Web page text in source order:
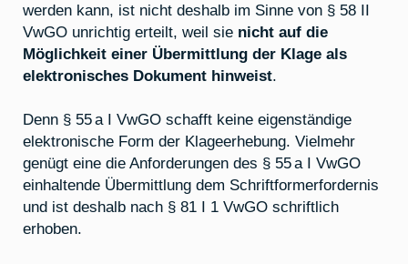
werden kann, ist nicht deshalb im Sinne von § 58 II
VwGO unrichtig erteilt, weil sie nicht auf die
Möglichkeit einer Übermittlung der Klage als
elektronisches Dokument hinweist
Denn § 55 a I VwGO schafft keine eigenständige
elektronische Form der Klageerhebung. Vielmehr
genügt eine die Anforderungen des § 55 a I VwGO
einhaltende Übermittlung dem Schriftformerfordernis
und ist deshalb nach § 81 I 1 VwGO schriftlich
erhoben.